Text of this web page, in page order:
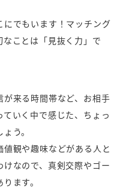
にでもいます！マッチング
ことは「見抜く力」で
来る時間帯など、お相手
いく中で感じた、ちょっ
う。
観や趣味などがある人と
なので、真剣交際やゴー
ます。